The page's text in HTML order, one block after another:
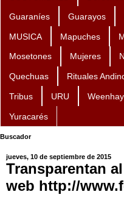
Guaraníes Guarayos
MUSICA Mapuches
Mosetones Mujeres
Quechuas Rituales
Tribus URU
Yuracarés
Buscador
jueves, 10 de septiembre de 2015
Transparentan
web http://